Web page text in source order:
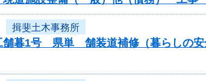
揖斐土木事務所
舗暮1号 県単 舗装道補修（暮らしの